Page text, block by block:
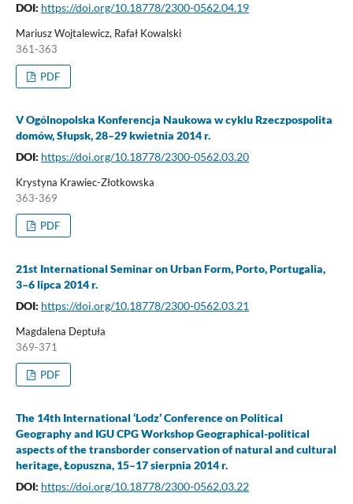
DOI: https://doi.org/10.18778/2300-0562.04.19
Mariusz Wojtalewicz, Rafał Kowalski
361-363
PDF
V Ogólnopolska Konferencja Naukowa w cyklu Rzeczpospolita
domów, Słupsk, 28–29 kwietnia 2014 r.
DOI: https://doi.org/10.18778/2300-0562.03.20
Krystyna Krawiec-Złotkowska
363-369
PDF
21st International Seminar on Urban Form, Porto, Portugalia,
3–6 lipca 2014 r.
DOI: https://doi.org/10.18778/2300-0562.03.21
Magdalena Deptuła
369-371
PDF
The 14th International ‘Lodz’ Conference on Political
Geography and IGU CPG Workshop Geographical-political
aspects of the transborder conservation of natural and cultural
heritage, Łopuszna, 15–17 sierpnia 2014 r.
DOI: https://doi.org/10.18778/2300-0562.03.22